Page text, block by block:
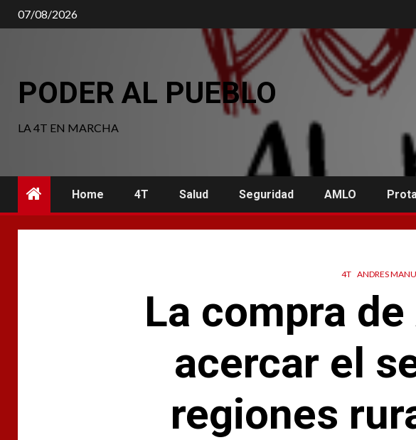
Saltar
al
07/08/2026
PODER AL PUEBLO
LA 4T EN MARCHA
Home 4T Salud Seguridad AMLO
4T ANDRES
La compra
acercar el
regiones